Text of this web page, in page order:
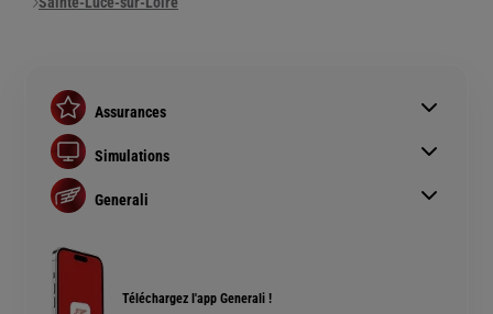
Téléchargez l'app Generali !
Assurances
Assurance auto
Assurance habitation
Assurance prêt immobilier
Complémentaire santé senior
Simulations
Simulation assurance auto
Devis assurance habitation
Devis assurance chien ou chat
Generali
Rendements fonds euros Generali
Accessibilité sourds et malentendants
Plan du site